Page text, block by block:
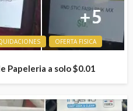
OFERTA FISICA
Papeleria a solo $0.01